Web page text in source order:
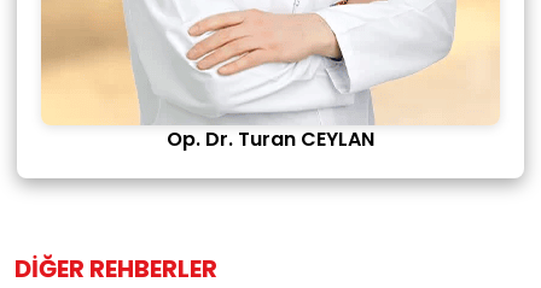
Op. Dr. Turan CEYLAN
DIĞER REHBERLER